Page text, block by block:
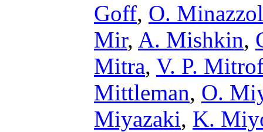
Goff, O.
Mir, A. Mishkin,
Mitra, V. P.
Mittleman, O.
Miyazaki, K.